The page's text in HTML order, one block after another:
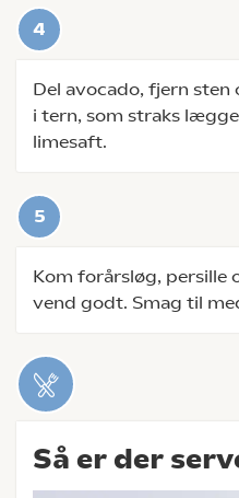
Del avocado, fjern
i tern, som straks
limesaft.
Kom forårsløg, persille
vend godt. Smag til
Så er der